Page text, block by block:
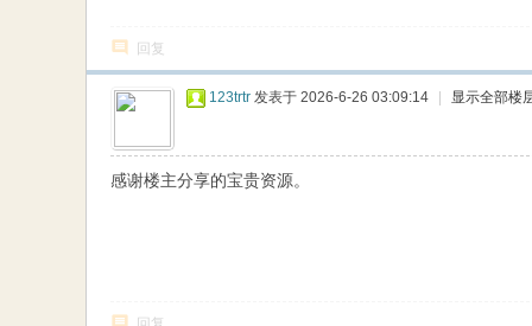
回复
123trtr 发表于 2026-6-26 03:09:14 显示全部楼
感谢楼主分享的宝贵资源。